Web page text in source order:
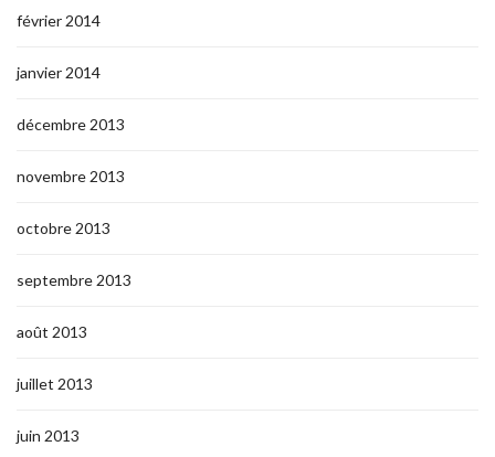
février 2014
janvier 2014
décembre 2013
novembre 2013
octobre 2013
septembre 2013
août 2013
juillet 2013
juin 2013